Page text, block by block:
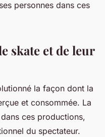
personnes dans ces
skate et de leur
la façon dont la
et consommée. La
ces productions,
du spectateur.